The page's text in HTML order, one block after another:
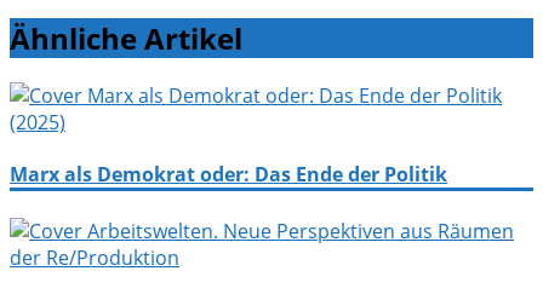
Ähnliche Artikel
Marx als Demokrat oder: Das Ende der Politik